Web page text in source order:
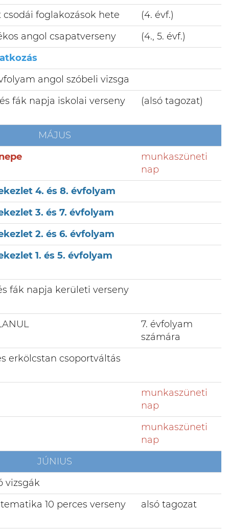
csodái foglakozások hete
(4. évf.)
angol csapatverseny
(4., 5. évf.)
angol szóbeli vizsga
fák napja iskolai verseny
(alsó tagozat)
MÁJUS
munkaszüneti
nap
4. és 8. évfolyam
3. és 7. évfolyam
2. és 6. évfolyam
1. és 5. évfolyam
fák napja kerületi verseny
7. évfolyam
számára
erkölcstan csoportváltás
munkaszüneti
nap
munkaszüneti
nap
JÚNIUS
vizsgák
10 perces verseny
alsó tagozat